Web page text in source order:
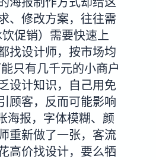
、修改方案，往往需
促销）需要快速上
找设计师，按市场均
只有几千元的小商户
设计知识，自己用免
顾客，反而可能影响
海报，字体模糊、颜
重新做了一张，客流
高价找设计，要么牺